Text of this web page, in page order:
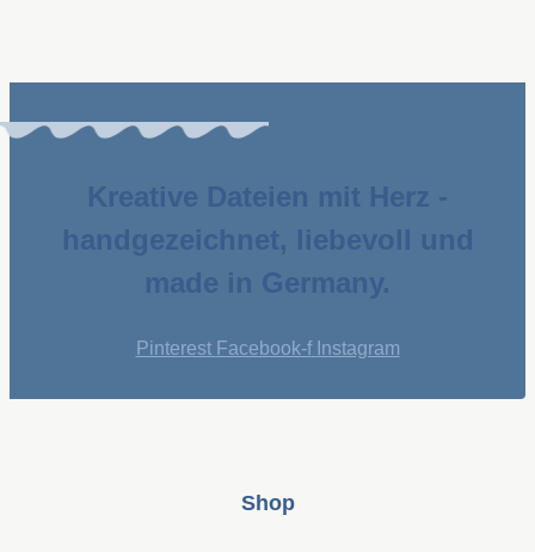
Kreative Dateien mit Herz -
handgezeichnet, liebevoll und
made in Germany.
Pinterest Facebook-f Instagram
Shop